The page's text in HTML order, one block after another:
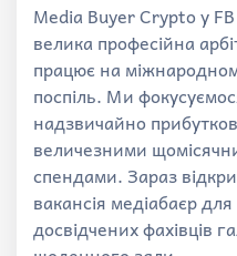
Media Buyer Crypto у
велика професійна
працює на
поспіль. Ми
надзвичайно
величезними
спендами. Зараз
вакансія медіабаєр
досвідчених фахівців